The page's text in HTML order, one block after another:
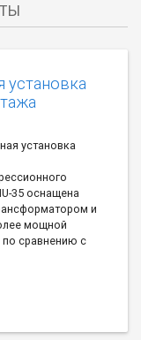
установка
установка
35 оснащена
и
мощной
по сравнению с